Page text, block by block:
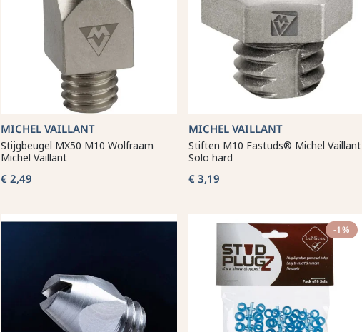
MICHEL VAILLANT
Stijgbeugel MX50 M10 Wolfraam
Michel Vaillant
€ 2,49
MICHEL VAILLANT
Stiften M10 Fastuds® Michel Vaillant
Solo hard
€ 3,19
-1%